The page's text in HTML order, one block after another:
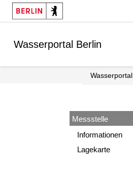
Springe zur Navigation
Springe zum Inhalt
Wasserportal Berlin
Wasserportal
Messstelle
Informationen
Lagekarte